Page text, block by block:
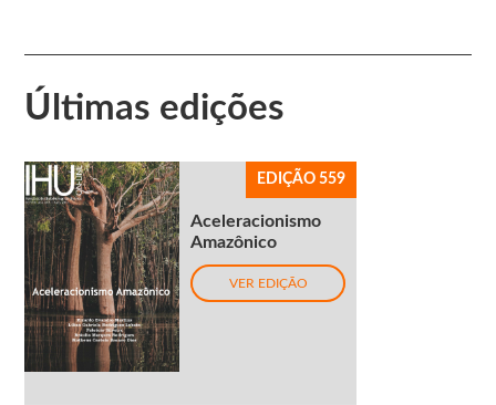
Últimas edições
EDIÇÃO 559
Aceleracionismo
Amazônico
VER EDIÇÃO